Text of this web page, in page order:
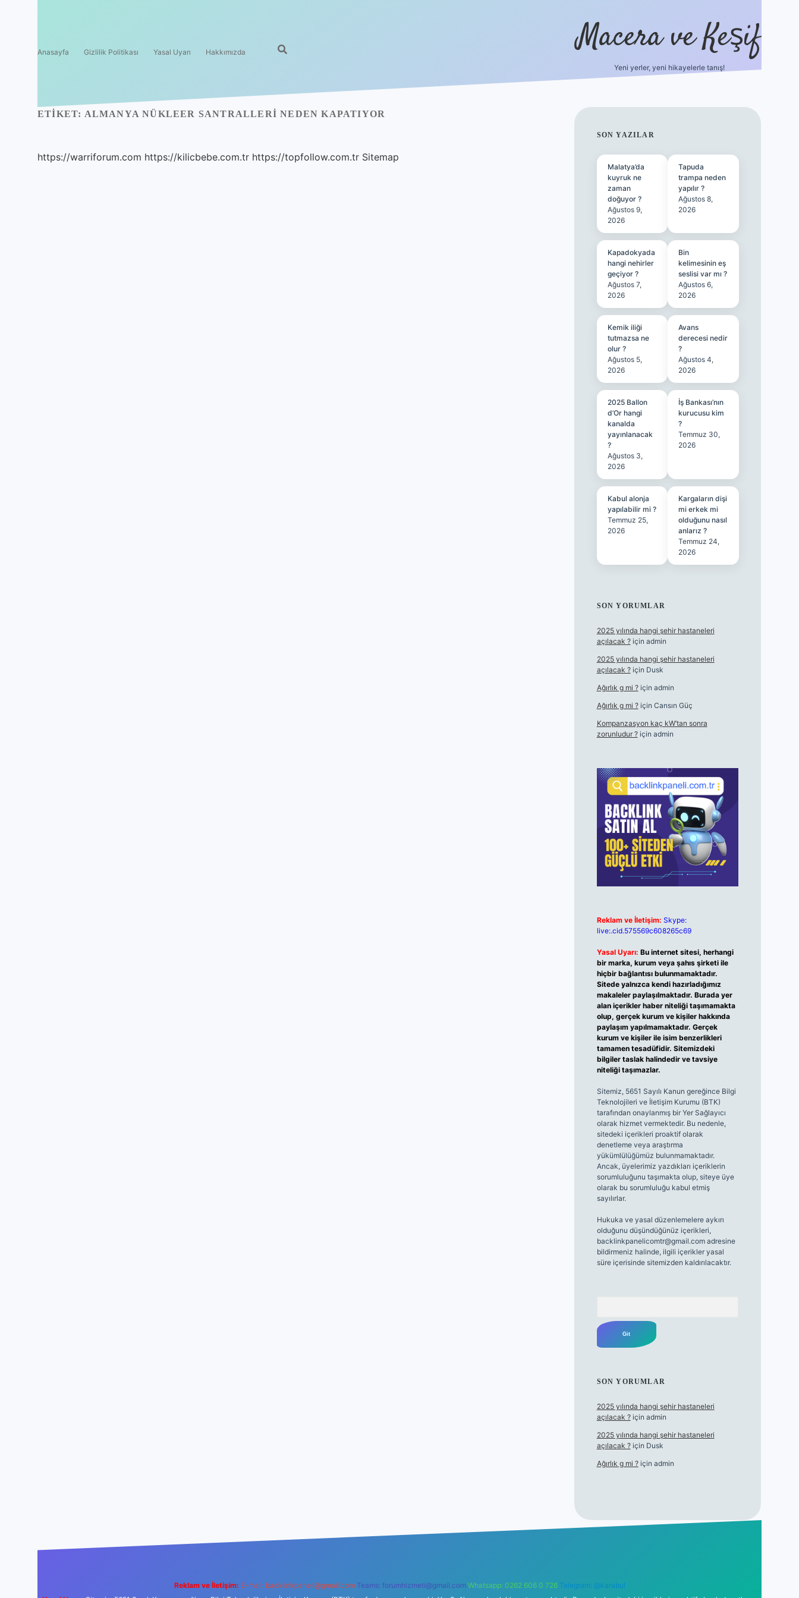
Anasayfa Gizlilik Politikası Yasal Uyarı Hakkımızda Macera ve Keşif
Yeni yerler, yeni hikayelerle tanış!
ETIKET: ALMANYA NÜKLEER SANTRALLERI NEDEN KAPATIYOR
https://warriforum.com https://kilicbebe.com.tr https://topfollow.com.tr Sitemap
SIDEBAR
SON YAZILAR
Malatya’da
kuyruk ne
zaman
doğuyor ?
Ağustos 9,
2026
Tapuda
trampa neden
yapılır ?
Ağustos 8,
2026
Kapadokyada
hangi nehirler
geçiyor ?
Ağustos 7,
2026
Bin
kelimesinin eş
seslisi var mı ?
Ağustos 6,
2026
Kemik iliği
tutmazsa ne
olur ?
Ağustos 5,
2026
Avans
derecesi nedir
?
Ağustos 4,
2026
2025 Ballon
d’Or hangi
kanalda
yayınlanacak
?
Ağustos 3,
2026
İş Bankası’nın
kurucusu kim
?
Temmuz 30,
2026
Kabul alonja
yapılabilir mi ?
Temmuz 25,
2026
Kargaların dişi
mi erkek mi
olduğunu nasıl
anlarız ?
Temmuz 24,
2026
SON YORUMLAR
2025 yılında hangi şehir hastaneleri
açılacak ?için admin
2025 yılında hangi şehir hastaneleri
açılacak ?için Dusk
Ağırlık g mi ?için admin
Ağırlık g mi ?için Cansın Güç
Kompanzasyon kaç kW’tan sonra
zorunludur ?için admin
Reklam ve İletişim: Skype:
live:.cid.575569c608265c69
Yasal Uyarı: Bu internet sitesi, herhangi
bir marka, kurum veya şahıs şirketi ile
hiçbir bağlantısı bulunmamaktadır.
Sitede yalnızca kendi hazırladığımız
makaleler paylaşılmaktadır. Burada yer
alan içerikler haber niteliği taşımamakta
olup, gerçek kurum ve kişiler hakkında
paylaşım yapılmamaktadır. Gerçek
kurum ve kişiler ile isim benzerlikleri
tamamen tesadüfidir. Sitemizdeki
bilgiler taslak halindedir ve tavsiye
niteliği taşımazlar.
Sitemiz, 5651 Sayılı Kanun gereğince Bilgi
Teknolojileri ve İletişim Kurumu (BTK)
tarafından onaylanmış bir Yer Sağlayıcı
olarak hizmet vermektedir. Bu nedenle,
sitedeki içerikleri proaktif olarak
denetleme veya araştırma
yükümlülüğümüz bulunmamaktadır.
Ancak, üyelerimiz yazdıkları içeriklerin
sorumluluğunu taşımakta olup, siteye üye
olarak bu sorumluluğu kabul etmiş
sayılırlar.
Hukuka ve yasal düzenlemelere aykırı
olduğunu düşündüğünüz içerikleri,
backlinkpanelicomtr@gmail.comadresine
bildirmeniz halinde, ilgili içerikler yasal
süre içerisinde sitemizden kaldırılacaktır.
SON YORUMLAR
2025 yılında hangi şehir hastaneleri
açılacak ?için admin
2025 yılında hangi şehir hastaneleri
açılacak ?için Dusk
Ağırlık g mi ?için admin
tulipbet giriş
Reklam ve İletişim: E-mail: backlinkpaneli@gmail.com Teams: forumhizmeti@gmail.com Whatsapp: 0262 606 0 726 Telegram: @karabul